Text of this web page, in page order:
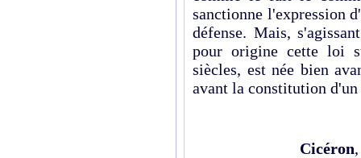
sanctionne l'expression
défense. Mais,
pour origine cette loi
siècles, est née bien
avant la constitution
Cicéron